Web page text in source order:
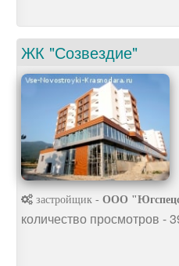
ЖК "Созвездие"
застройщик - ООО
количество просмотров -